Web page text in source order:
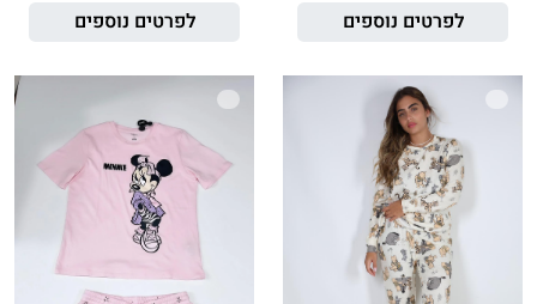
לפרטים נוספים
לפרטים נוספים